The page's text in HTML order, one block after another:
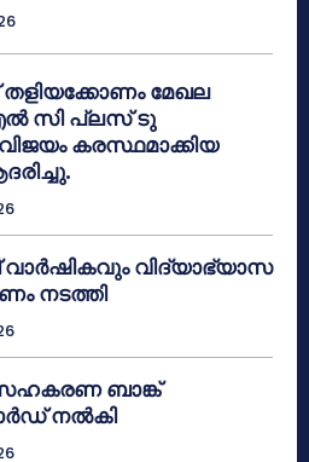
മേഖല
സി പ്ലസ് ടു
കരസ്ഥമാക്കിയ
വിദ്യാഭ്യാസ
നടത്തി
ബാങ്ക്
നൽകി